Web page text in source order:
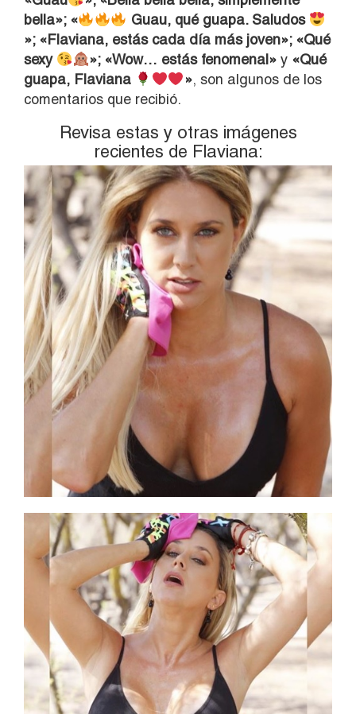
bella»; «
Guau, qué guapa. Saludos
»; «Flaviana, estás cada día más joven»; «Qué
sexy
»; «Wow… estás fenomenal» y «Qué
guapa, Flaviana
», son algunos de los
comentarios que recibió.
Revisa estas y otras imágenes
recientes de Flaviana: